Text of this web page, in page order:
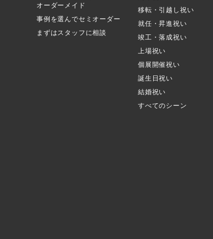
オーダーメイド
事例を選んでセミオーダー
まずはスタッフに相談
移転・引越し祝い
就任・昇進祝い
竣工・落成祝い
上場祝い
個展開催祝い
誕生日祝い
結婚祝い
すべてのシーン